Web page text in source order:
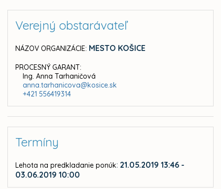
Verejný obstarávateľ
NÁZOV ORGANIZÁCIE: MESTO KOŠICE
PROCESNÝ GARANT:
Ing. Anna Tarhaničová
anna.tarhanicova@kosice.sk
+421 556419314
Termíny
Lehota na predkladanie ponúk: 21.05.2019 13:46 -
03.06.2019 10:00